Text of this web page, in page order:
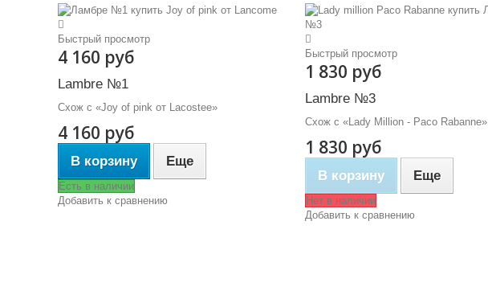
Быстрый просмотр
4 160 руб
Lambre №1
Схож с «Joy of pink от Lacostee»
4 160 руб
В корзину Еще
Есть в наличии
Добавить к сравнению
Быстрый просмотр
1 830 руб
Lambre №3
Схож с «Lady Million - Paco Rabanne»
1 830 руб
В корзину Еще
Нет в наличии
Добавить к сравнению